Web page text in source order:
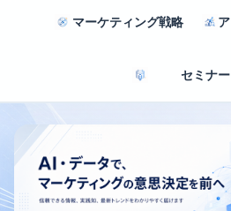
マーケティング戦略
セミナー